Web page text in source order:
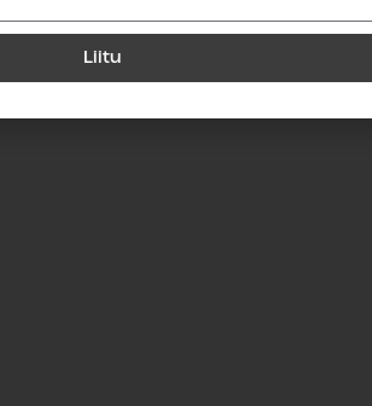
Liitu